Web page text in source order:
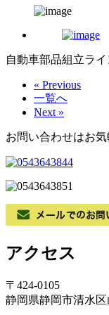
自動車部品組立ラ
« Previous
一覧へ
Next »
お問い合わせはお気
アクセス
〒424-0105
静岡県静岡市清水区